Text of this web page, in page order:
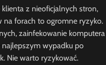
z nieoficjalnych stron,
forach to ogromne ryzyko.
zainfekowanie komputera
najlepszym wypadku po
Nie warto ryzykować.